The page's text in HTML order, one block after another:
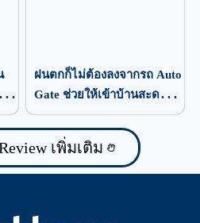
ฝนตกก็ไม่ต้องลงจากรถ Auto
Gate ช่วยให้เข้าบ้านสะดวก
กว่าเดิม
เพิ่มเติม